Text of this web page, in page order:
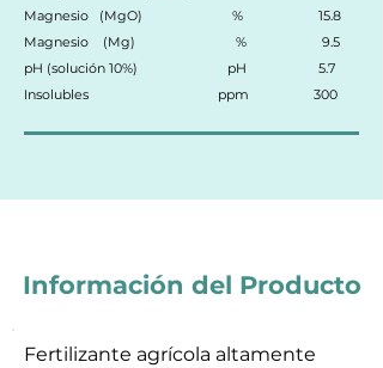
Magnesio (MgO) % 15.8
Magnesio (Mg) % 9.5
pH (solución 10%) pH 5.7
Insolubles ppm 300
Información del Producto
Fertilizante agrícola altamente